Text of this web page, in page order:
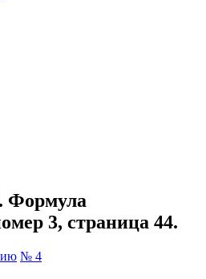
Формула
3, страница 44.
№ 4